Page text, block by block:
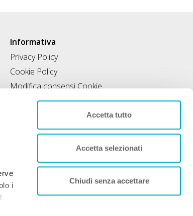
i
Accetta tutto
Accetta selezionati
Chiudi senza accettare
Informativa
Privacy Policy
Cookie Policy
Modifica consensi Cookie
Condizioni di utilizzo
Contratto di inclusione